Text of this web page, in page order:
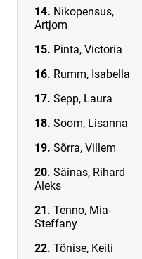
Nikopensus,
Artjom
Pinta, Victoria
Rumm, Isabella
Sepp, Laura
Soom, Lisanna
Sõrra, Villem
Säinas, Rihard
Aleks
Tenno, Mia-
Steffany
Tõnise, Keiti